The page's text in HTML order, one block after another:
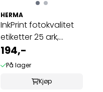
HERMA
InkPrint fotokvalitet
etiketter 25 ark,
88.9x46.6 ...
194,-
På lager
Kjøp